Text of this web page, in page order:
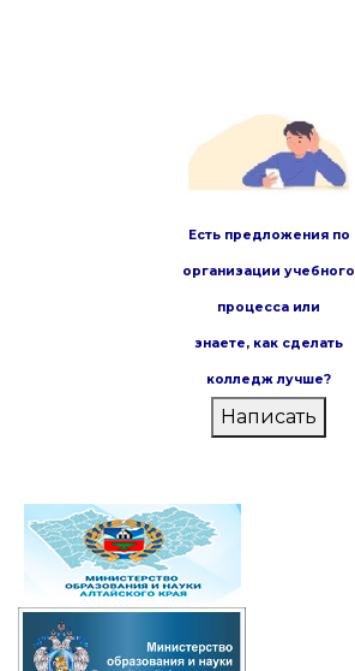
Есть предложения по
организации учебного
процесса или
знаете, как сделать
колледж лучше?
Написать